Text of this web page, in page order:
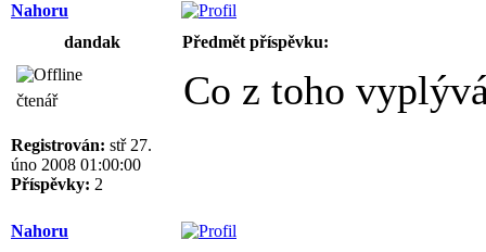
Nahoru
dandak
Předmět příspěvku:
čtenář
Registrován: stř 27.
úno 2008 01:00:00
Příspěvky: 2
Co z toho
Nahoru